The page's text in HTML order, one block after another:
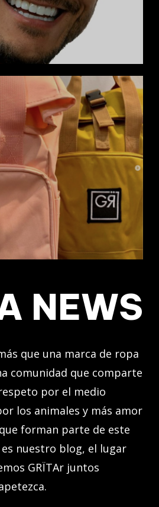
NEWS
que una marca de ropa
comunidad que comparte
por el medio
los animales y más amor
forman parte de este
nuestro blog, el lugar
GRÏTAr juntos